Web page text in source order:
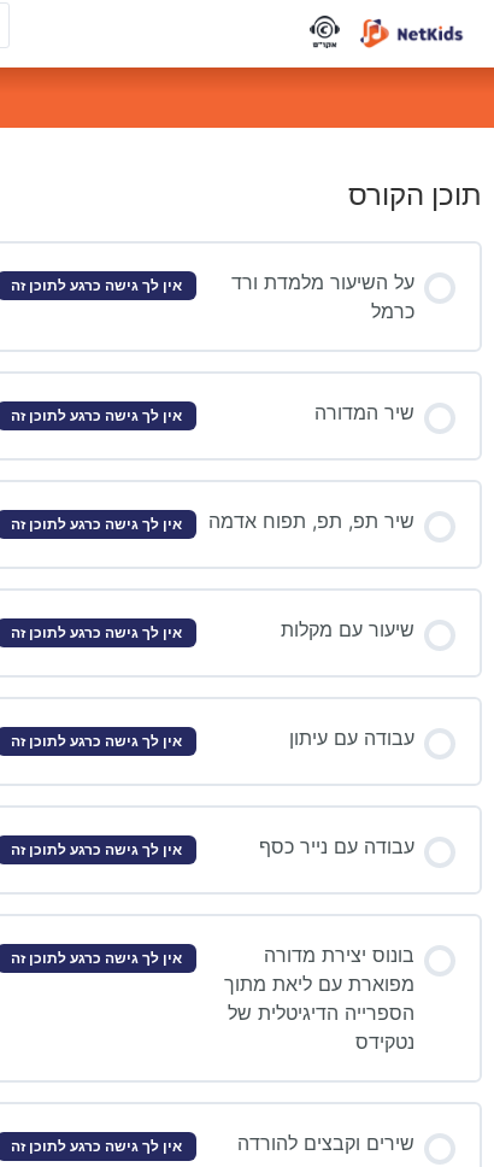
תוכן הקורס
על השיעור מלמדת ורד
כרמל
אין לך גישה כרגע לתוכן זה
שיר המדורה אין לך גישה כרגע לתוכן זה
שיר תפ, תפ, תפוח אדמה אין לך גישה כרגע לתוכן זה
שיעור עם מקלות אין לך גישה כרגע לתוכן זה
עבודה עם עיתון אין לך גישה כרגע לתוכן זה
עבודה עם נייר כסף אין לך גישה כרגע לתוכן זה
בונוס יצירת מדורה
מפוארת עם ליאת מתוך
הספרייה הדיגיטלית של
נטקידס
אין לך גישה כרגע לתוכן זה
שירים וקבצים להורדה אין לך גישה כרגע לתוכן זה